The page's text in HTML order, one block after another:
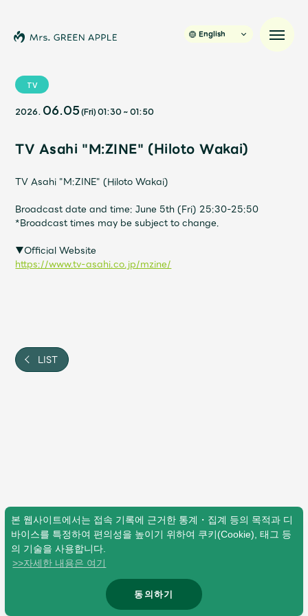
본 웹사이트에서는 접속 기록에 근거한 통계・집계 등의 목적과 디
바이스를 특정하여 편의성을 높이기 위하여 쿠키(Cookie), 태그 등
의 기술을 사용합니다.
>>자세한 내용은 여기
동의하기
News
Schedule
Video
UNIVERSAL MUSIC STORE
新規入会
English
TV
2026. 06.05 (Fri) 01:30 ~01:50
TV Asahi "M:ZINE" (Hiloto Wakai)
TV Asahi "M:ZINE" (Hiloto Wakai)
Broadcast date and time: June 5th (Fri) 25:30-25:50
*Broadcast times may be subject to change.
▼Official Website
https://www.tv-asahi.co.jp/mzine/
LIST
© Mrs. GREEN APPLE All Rights Reserved.